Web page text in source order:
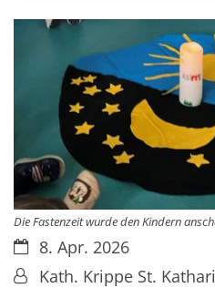
Die Fastenzeit wurde den Kindern
Datum:8. Apr. 2026
Von:Kath. Krippe St.